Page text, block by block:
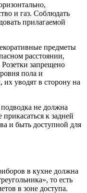
и газ. Соблюдать
прилагаемой
предметы
расстоянии,
запрещено
пола и
их уводят в сторону на
не должна
к задней
и быть доступной для
в кухне должна
то есть
в зоне доступа.